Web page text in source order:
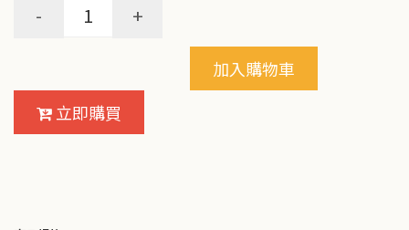
- +
加入購物車
立即購買